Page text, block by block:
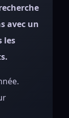
avec un
les